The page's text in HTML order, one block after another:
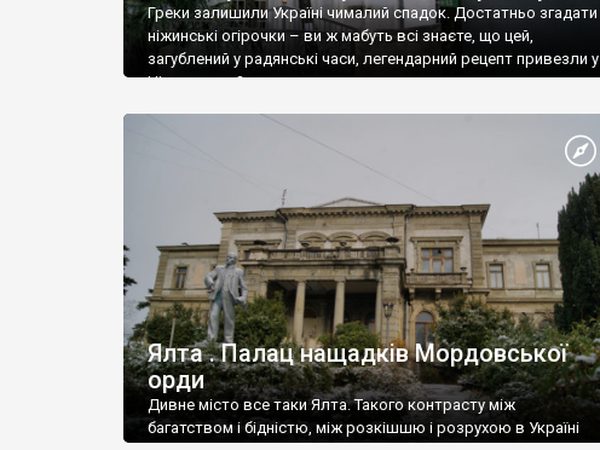
Греки залишили Україні чималий спадок. Достатньо згадати
ніжинські огірочки – ви ж мабуть всі знаєте, що цей,
загублений у радянські часи, легендарний рецепт привезли у
Ніжин греки?
Ялта . Палац нащадків Мордовської
орди
Дивне місто все таки Ялта. Такого контрасту між
багатством і бідністю, між розкішшю і розрухою в Україні